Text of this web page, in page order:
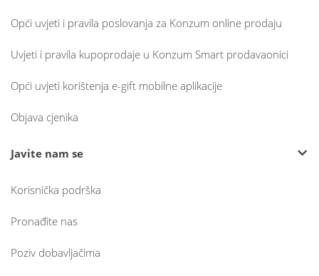
Opći uvjeti i pravila poslovanja za Konzum online prodaju
Uvjeti i pravila kupoprodaje u Konzum Smart prodavaonici
Opći uvjeti korištenja e-gift mobilne aplikacije
Objava cjenika
Javite nam se
Korisnička podrška
Pronađite nas
Poziv dobavljačima